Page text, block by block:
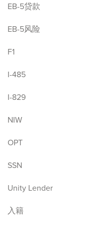
EB-5贷款
EB-5风险
F1
I-485
I-829
NIW
OPT
SSN
Unity Lender
入籍